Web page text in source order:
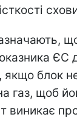
ЄС
блок
газ, щоб
виникає